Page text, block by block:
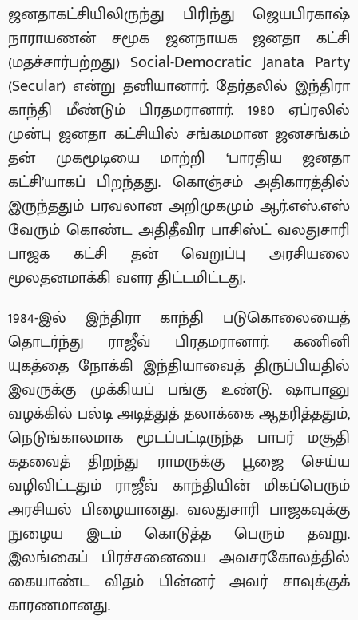
ஜனதாகட்சியிலிருந்து பிரிந்து ஜெயபிரகாஷ்
நாராயணன் சமூக ஜனநாயக ஜனதா கட்சி
(மதச்சார்பற்றது) Social-Democratic Janata Party
(Secular) என்று தனியானார். தேர்தலில் இந்திரா
காந்தி மீண்டும் பிரதமரானார். 1980 ஏப்ரலில்
முன்பு ஜனதா கட்சியில் சங்கமமான ஜனசங்கம்
தன் முகமூடியை மாற்றி ‘பாரதிய ஜனதா
கட்சி’யாகப் பிறந்தது. கொஞ்சம் அதிகாரத்தில்
இருந்ததும் பரவலான அறிமுகமும் ஆர்.எஸ்.எஸ்
வேரும் கொண்ட அதிதீவிர பாசிஸ்ட் வலதுசாரி
பாஜக கட்சி தன் வெறுப்பு அரசியலை
மூலதனமாக்கி வளர திட்டமிட்டது.
1984-இல் இந்திரா காந்தி படுகொலையைத்
தொடர்ந்து ராஜீவ் பிரதமரானார். கணினி
யுகத்தை நோக்கி இந்தியாவைத் திருப்பியதில்
இவருக்கு முக்கியப் பங்கு உண்டு. ஷாபானு
வழக்கில் பல்டி அடித்துத் தலாக்கை ஆதரித்ததும்,
நெடுங்காலமாக மூடப்பட்டிருந்த பாபர் மசூதி
கதவைத் திறந்து ராமருக்கு பூஜை செய்ய
வழிவிட்டதும் ராஜீவ் காந்தியின் மிகப்பெரும்
அரசியல் பிழையானது. வலதுசாரி பாஜகவுக்கு
நுழைய இடம் கொடுத்த பெரும் தவறு.
இலங்கைப் பிரச்சனையை அவசரகோலத்தில்
கையாண்ட விதம் பின்னர் அவர் சாவுக்குக்
காரணமானது.